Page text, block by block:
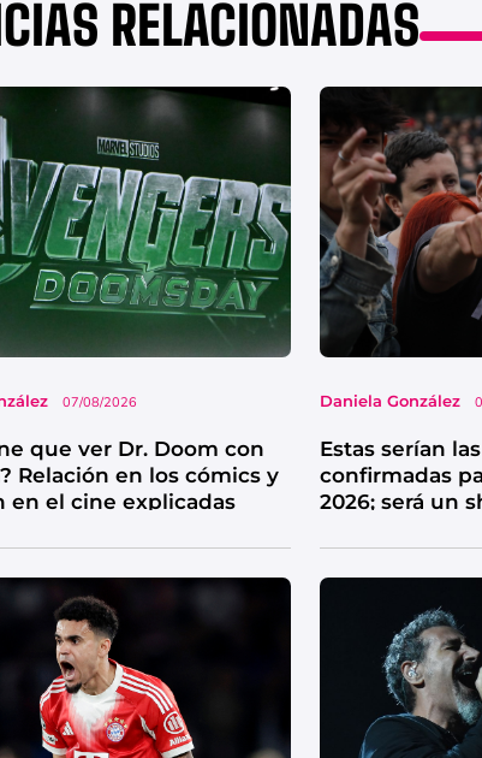
RELACIONADAS
07/08/2026
que ver Dr. Doom con
Relación en los cómics y
en el cine explicadas
Daniela González
Estas serían
confirmadas
2026; será un